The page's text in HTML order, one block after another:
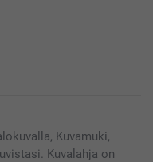
Kuvamuki,
Kuvalahja on